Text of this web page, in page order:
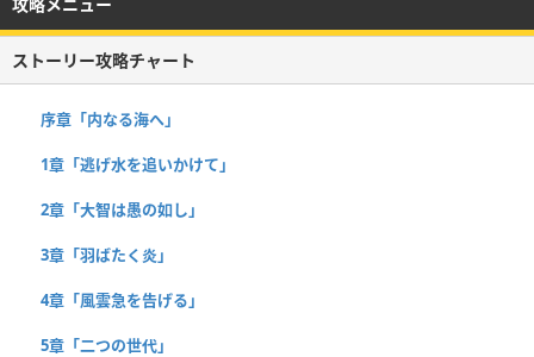
ストーリー攻略チャート
序章「内なる海へ」
1章「逃げ水を追いかけて」
2章「大智は愚の如し」
3章「羽ばたく炎」
4章「風雲急を告げる」
5章「二つの世代」